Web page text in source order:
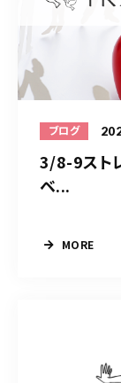
ブログ
3/8-9スト
ベ...
MORE